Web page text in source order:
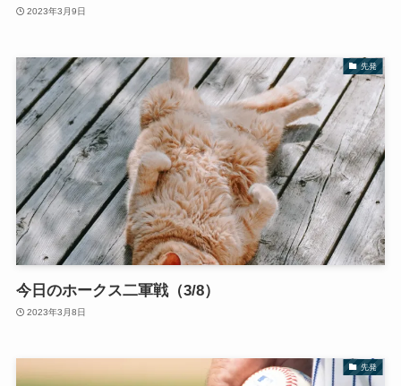
2023年3月9日
先発
今日のホークス二軍戦（3/8）
2023年3月8日
先発